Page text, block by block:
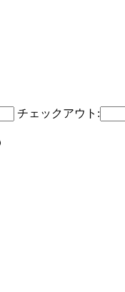
チェックアウト: